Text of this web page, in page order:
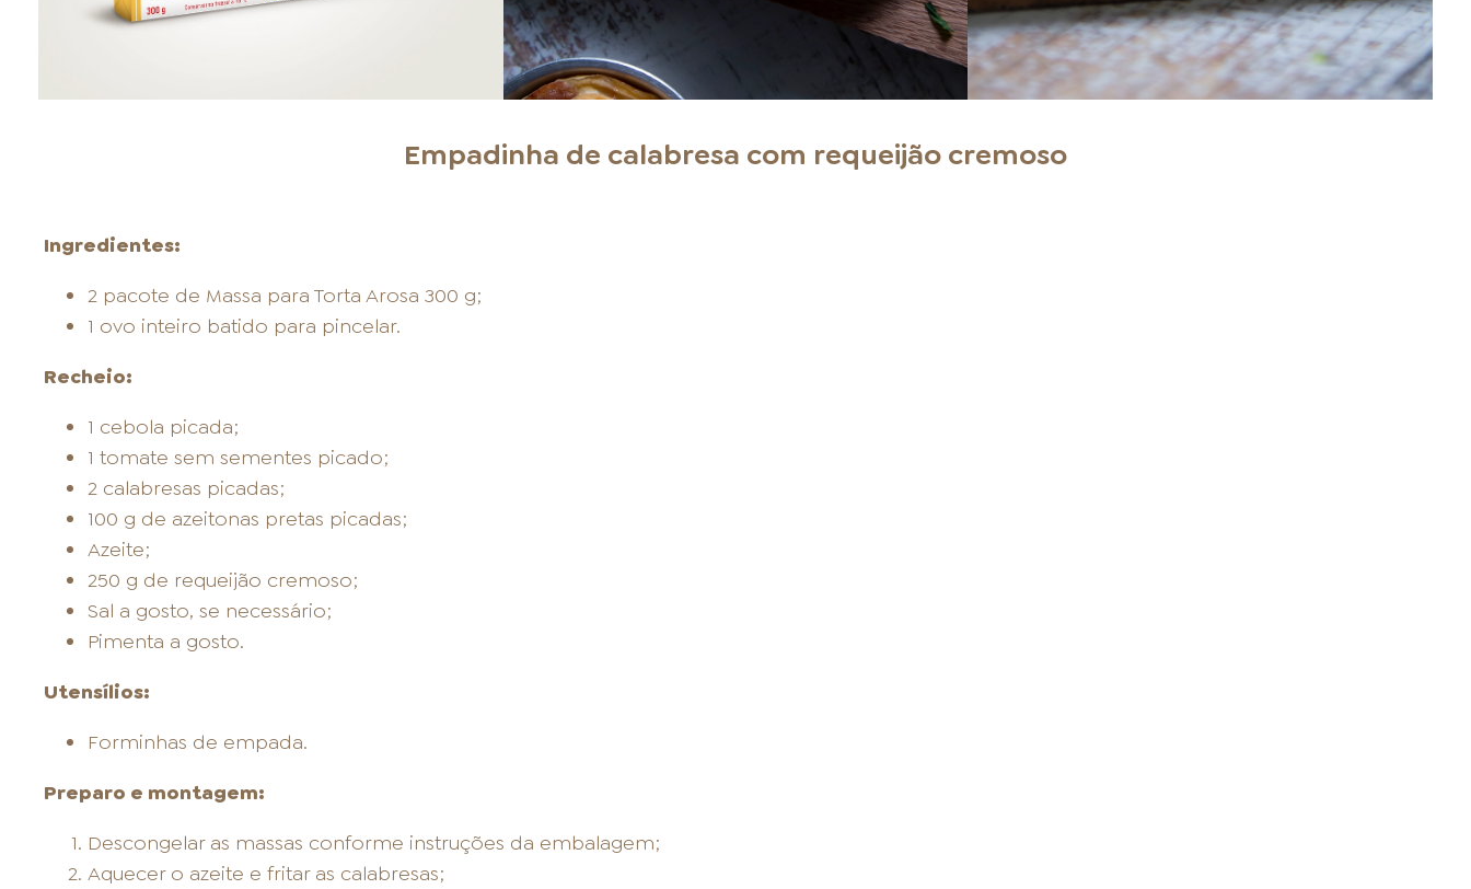
Empadinha de calabresa com requeijão cremoso
Ingredientes:
2 pacote de Massa para Torta Arosa 300 g;
1 ovo inteiro batido para pincelar.
Recheio:
1 cebola picada;
1 tomate sem sementes picado;
2 calabresas picadas;
100 g de azeitonas pretas picadas;
Azeite;
250 g de requeijão cremoso;
Sal a gosto, se necessário;
Pimenta a gosto.
Utensílios:
Forminhas de empada.
Preparo e montagem:
Descongelar as massas conforme instruções da embalagem;
Aquecer o azeite e fritar as calabresas;